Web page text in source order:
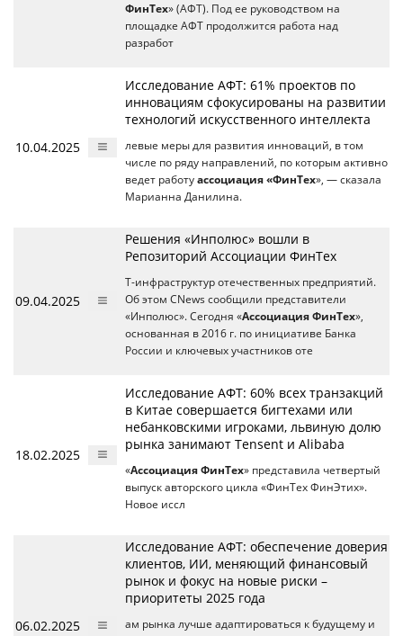
ФинТех» (АФТ). Под ее руководством на
площадке АФТ продолжится работа над
разработ
10.04.2025
Исследование АФТ: 61% проектов по
инновациям сфокусированы на развитии
технологий искусственного интеллекта
левые меры для развития инноваций, в том
числе по ряду направлений, по которым активно
ведет работу ассоциация «ФинТех», — сказала
Марианна Данилина.
09.04.2025
Решения «Инполюс» вошли в
Репозиторий Ассоциации ФинТех
Т-инфраструктур отечественных предприятий.
Об этом CNews сообщили представители
«Инполюс». Сегодня «Ассоциация ФинТех»,
основанная в 2016 г. по инициативе Банка
России и ключевых участников оте
18.02.2025
Исследование АФТ: 60% всех транзакций
в Китае совершается бигтехами или
небанковскими игроками, львиную долю
рынка занимают Tensent и Alibaba
«Ассоциация ФинТех» представила четвертый
выпуск авторского цикла «ФинТех ФинЭтих».
Новое иссл
06.02.2025
Исследование АФТ: обеспечение доверия
клиентов, ИИ, меняющий финансовый
рынок и фокус на новые риски –
приоритеты 2025 года
ам рынка лучше адаптироваться к будущему и